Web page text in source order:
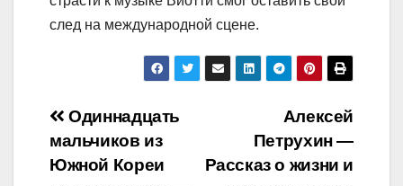
след на международной сцене.
Навигация
по
Алексей
Петрухин —
Рассказ о жизни и
Одиннадцать
мальчиков из
Южной Кореи